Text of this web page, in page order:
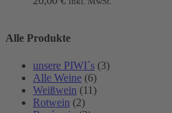
Alle Produkte
unsere PIWI´s (3)
Alle Weine (6)
Weißwein (11)
Rotwein (2)